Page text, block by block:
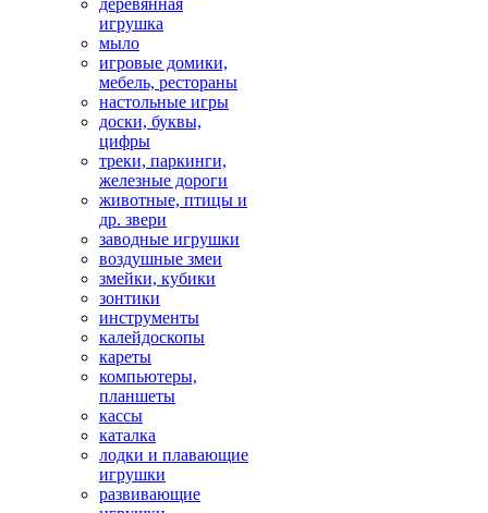
деревянная
игрушка
мыло
игровые домики,
мебель, рестораны
настольные игры
доски, буквы,
цифры
треки, паркинги,
железные дороги
животные, птицы и
др. звери
заводные игрушки
воздушные змеи
змейки, кубики
зонтики
инструменты
калейдоскопы
кареты
компьютеры,
планшеты
кассы
каталка
лодки и плавающие
игрушки
развивающие